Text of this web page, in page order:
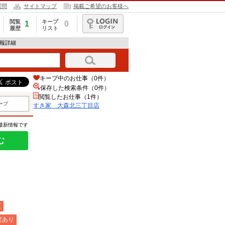
問 サイトマップ 掲載ご希望のお客様へ
閲覧
履歴
1
キープ
リスト
0
ログイン
詳細
プ
新情報です
り
キープ中のお仕事（0件）
保存した検索条件（0件）
閲覧したお仕事（1件）
すき家 大森北三丁目店